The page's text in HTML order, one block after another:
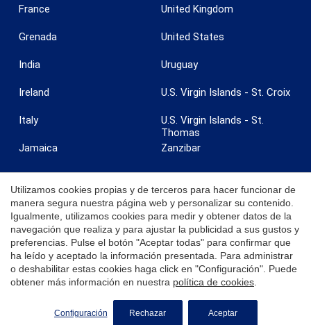
France
Grenada
India
Ireland
Italy
Jamaica
United Kingdom
United States
Uruguay
U.S. Virgin Islands - St. Croix
U.S. Virgin Islands - St.
Thomas
Zanzibar
© 2026 Coldwell Banker. Todos los derechos reservados. Coldwell
Banker y los logotipos de Coldwell Banker son marcas registradas de
Coldwell Banker Real Estate LLC. Cada oficina es independiente y
opera de manera independiente.
Utilizamos cookies propias y de terceros para hacer funcionar de
manera segura nuestra página web y personalizar su contenido.
Igualmente, utilizamos cookies para medir y obtener datos de la
navegación que realiza y para ajustar la publicidad a sus gustos y
preferencias. Pulse el botón "Aceptar todas" para confirmar que
ha leído y aceptado la información presentada. Para administrar
o deshabilitar estas cookies haga click en "Configuración". Puede
obtener más información en nuestra política de cookies
Configuración Rechazar Aceptar
Aceptar todas